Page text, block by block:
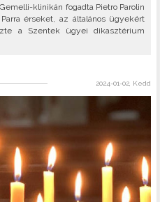
klinikán fogadta Pietro Parolin
érseket, az általános ügyekért
a Szentek ügyei dikasztérium
2024-01-02, Kedd